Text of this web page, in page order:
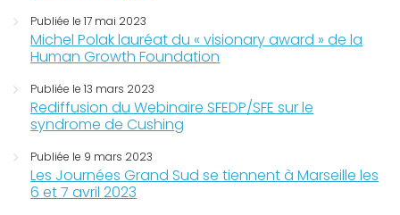
Publiée le 17 mai 2023
Michel Polak lauréat du « visionary award » de la
Human Growth Foundation
Publiée le 13 mars 2023
Rediffusion du Webinaire SFEDP/SFE sur le
syndrome de Cushing
Publiée le 9 mars 2023
Les Journées Grand Sud se tiennent à Marseille les
6 et 7 avril 2023